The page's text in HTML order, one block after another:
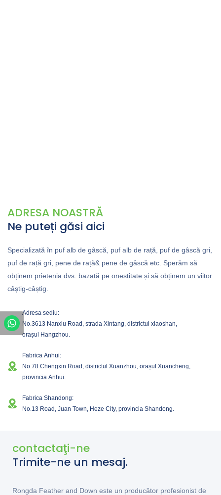
ADRESA NOASTRĂ
Ne puteți găsi aici
Specializată în puf alb de gâscă, puf alb de rață, puf de gâscă gri,
puf de rață gri, pene de rață& pene de gâscă etc. Sperăm să
obținem prietenia dvs. bazată pe onestitate și să obținem un viitor
câștig-câștig.
Adresa sediu:
No.3613 Nanxiu Road, strada Xintang, districtul xiaoshan,
orașul Hangzhou.
Fabrica Anhui:
No.78 Chengxin Road, districtul Xuanzhou, orașul Xuancheng,
provincia Anhui.
Fabrica Shandong:
No.13 Road, Juan Town, Heze City, provincia Shandong.
contactaţi-ne
Trimite-ne un mesaj.
Rongda Feather and Down este un producător profesionist de